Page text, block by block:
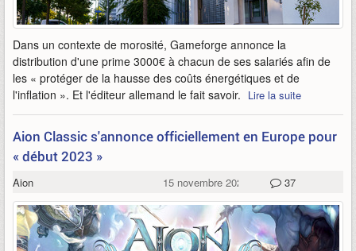
Dans un contexte de morosité, Gameforge annonce la
distribution d'une prime 3000€ à chacun de ses salariés afin de
les « protéger de la hausse des coûts énergétiques et de
l'inflation ». Et l'éditeur allemand le fait savoir. Lire la suite
Aion Classic s'annonce officiellement en Europe pour
« début 2023 »
Aion 15 novembre 2022 37